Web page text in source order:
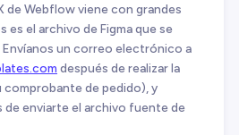
de Webflow viene con grandes
es el archivo de Figma que se
un correo electrónico a
después de realizar la
de pedido), y
enviarte el archivo fuente de